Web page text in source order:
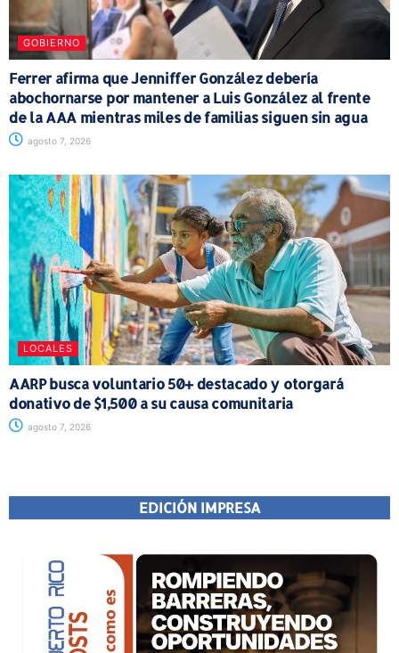
GOBIERNO
Ferrer afirma que Jenniffer González debería
abochornarse por mantener a Luis González al frente
de la AAA mientras miles de familias siguen sin agua
agosto 7, 2026
LOCALES
AARP busca voluntario 50+ destacado y otorgará
donativo de $1,500 a su causa comunitaria
agosto 7, 2026
EDICIÓN IMPRESA